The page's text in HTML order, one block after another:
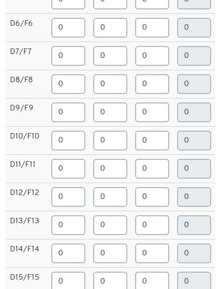
D6/F6
D7/F7
D8/F8
D9/F9
D10/F10
D11/F11
D12/F12
D13/F13
D14/F14
D15/F15